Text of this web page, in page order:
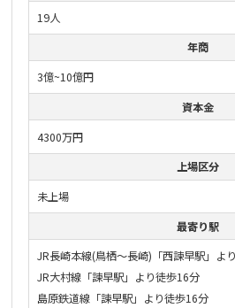
19人
年商
3億~10億円
資本金
4300万円
上場区分
未上場
最寄り駅
JR長崎本線(鳥栖〜長崎)「西諫早駅」よ
JR大村線「諫早駅」より徒歩16分
島原鉄道線「諫早駅」より徒歩16分